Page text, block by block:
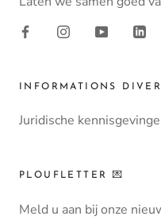
INFORMATIONS
Juridische
PLOUFLETTER 💌
Meld u aan bij onze